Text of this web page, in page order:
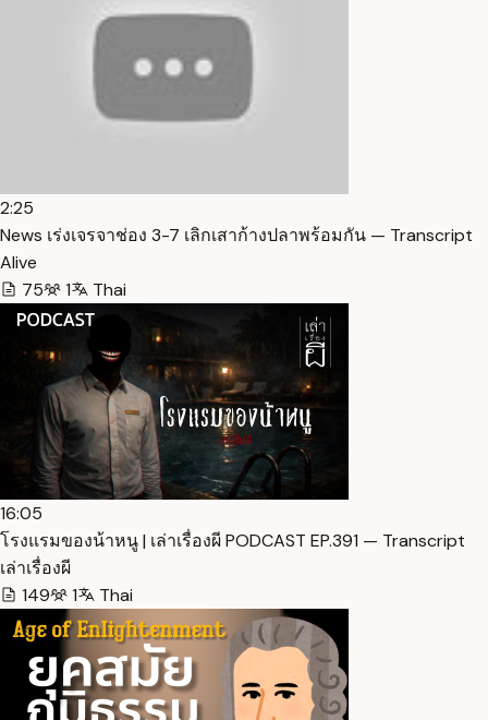
2:25
News เร่งเจรจาช่อง 3-7 เลิกเสาก้างปลาพร้อมกัน — Transcript
Alive
75
1 Thai
16:05
โรงแรมของน้าหนู | เล่าเรื่องผี PODCAST EP.391 — Transcript
เล่าเรื่องผี
149
1 Thai